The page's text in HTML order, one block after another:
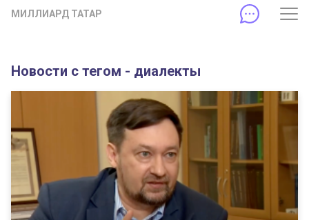
МИЛЛИАРД ТАТАР
Новости с тегом - диалекты